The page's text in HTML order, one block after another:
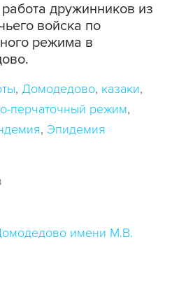
дружинников из
войска по
режима в
Домодедово казаки
перчаточный режим
Эпидемия
имени М.В.